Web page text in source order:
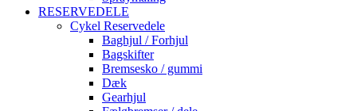
RESERVEDELE
Cykel Reservedele
Baghjul / Forhjul
Bagskifter
Bremsesko / gummi
Dæk
Gearhjul